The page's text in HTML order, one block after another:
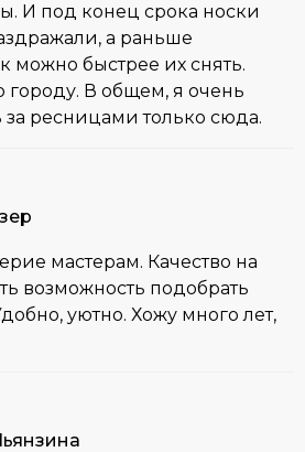
И под конец срока носки
а раньше
можно быстрее их снять.
В общем, я очень
за ресницами только сюда.
мастерам. Качество на
возможность подобрать
уютно. Хожу много лет,